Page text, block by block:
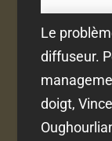
Le
diffuseur.
doigt,